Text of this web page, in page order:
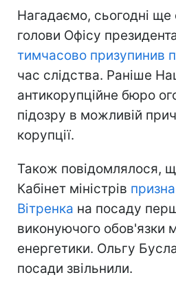
Нагадаємо, сьогодні ще
голови Офісу
тимчасово призупинив
час слідства. Раніше
антикорупційне бюро
підозру в можливій
корупції.
Також повідомлялося,
Кабінет міністрів
Вітренка на посаду
виконуючого обов'язки
енергетики. Ольгу
посади звільнили.